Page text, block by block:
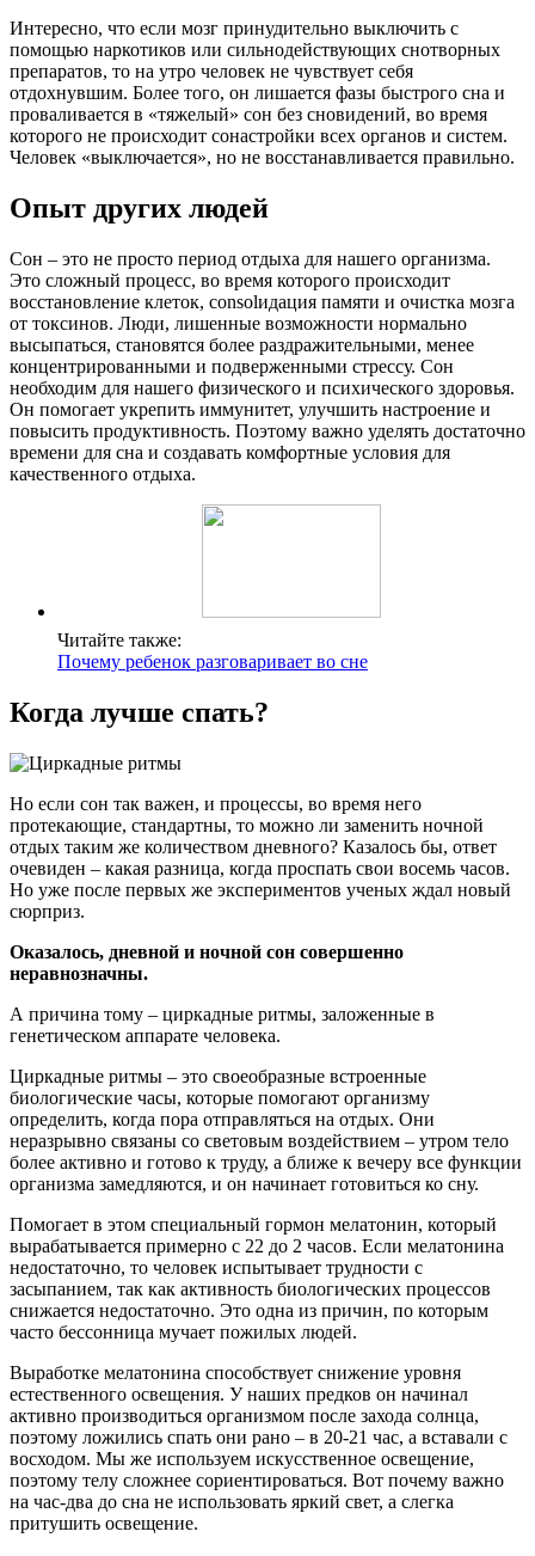
Интересно, что если мозг принудительно выключить с
помощью наркотиков или сильнодействующих снотворных
препаратов, то на утро человек не чувствует себя
отдохнувшим. Более того, он лишается фазы быстрого сна и
проваливается в «тяжелый» сон без сновидений, во время
которого не происходит сонастройки всех органов и систем.
Человек «выключается», но не восстанавливается правильно.
Опыт других людей
Сон – это не просто период отдыха для нашего организма.
Это сложный процесс, во время которого происходит
восстановление клеток, consolидация памяти и очистка мозга
от токсинов. Люди, лишенные возможности нормально
высыпаться, становятся более раздражительными, менее
концентрированными и подверженными стрессу. Сон
необходим для нашего физического и психического здоровья.
Он помогает укрепить иммунитет, улучшить настроение и
повысить продуктивность. Поэтому важно уделять достаточно
времени для сна и создавать комфортные условия для
качественного отдыха.
Читайте также:
Почему ребенок разговаривает во сне
Когда лучше спать?
Но если сон так важен, и процессы, во время него
протекающие, стандартны, то можно ли заменить ночной
отдых таким же количеством дневного? Казалось бы, ответ
очевиден – какая разница, когда проспать свои восемь часов.
Но уже после первых же экспериментов ученых ждал новый
сюрприз.
Оказалось, дневной и ночной сон совершенно
неравнозначны.
А причина тому – циркадные ритмы, заложенные в
генетическом аппарате человека.
Циркадные ритмы – это своеобразные встроенные
биологические часы, которые помогают организму
определить, когда пора отправляться на отдых. Они
неразрывно связаны со световым воздействием – утром тело
более активно и готово к труду, а ближе к вечеру все функции
организма замедляются, и он начинает готовиться ко сну.
Помогает в этом специальный гормон мелатонин, который
вырабатывается примерно с 22 до 2 часов. Если мелатонина
недостаточно, то человек испытывает трудности с
засыпанием, так как активность биологических процессов
снижается недостаточно. Это одна из причин, по которым
часто бессонница мучает пожилых людей.
Выработке мелатонина способствует снижение уровня
естественного освещения. У наших предков он начинал
активно производиться организмом после захода солнца,
поэтому ложились спать они рано – в 20-21 час, а вставали с
восходом. Мы же используем искусственное освещение,
поэтому телу сложнее сориентироваться. Вот почему важно
на час-два до сна не использовать яркий свет, а слегка
притушить освещение.